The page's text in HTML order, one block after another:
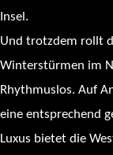
Insel.
Und trotzdem rollt
Winterstürmen im
Rhythmuslos. Auf
eine entsprechend
Luxus bietet die